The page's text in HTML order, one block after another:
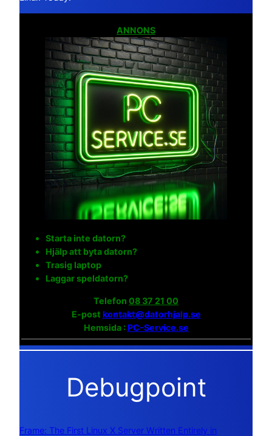
ANNONS
Starta inte datorn?
Hjälp att byta datorn?
Trasig laptop
Laggar speldatorn?
Telefon 08 37 21 00
E-post kontakt@datorhjalp.se
Hemsida :PC-Service.se
Debugpoint
Frame: The First Linux X Server Written Entirely in